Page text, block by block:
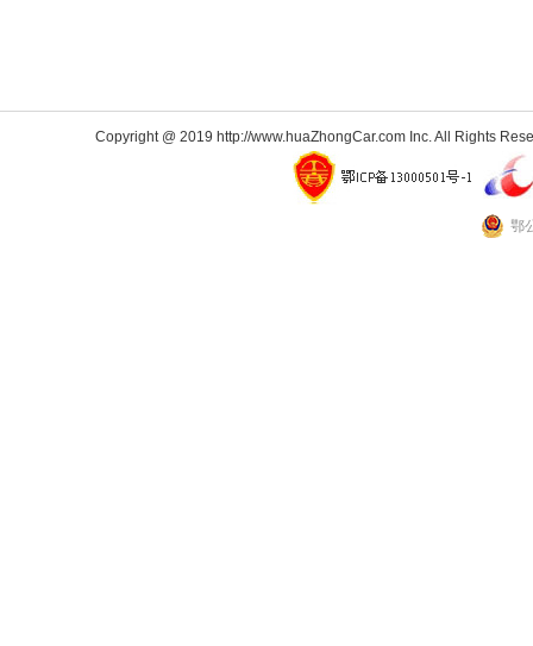
Copyright @ 2019 http://www.huaZhongCar.com Inc. All Rights
鄂